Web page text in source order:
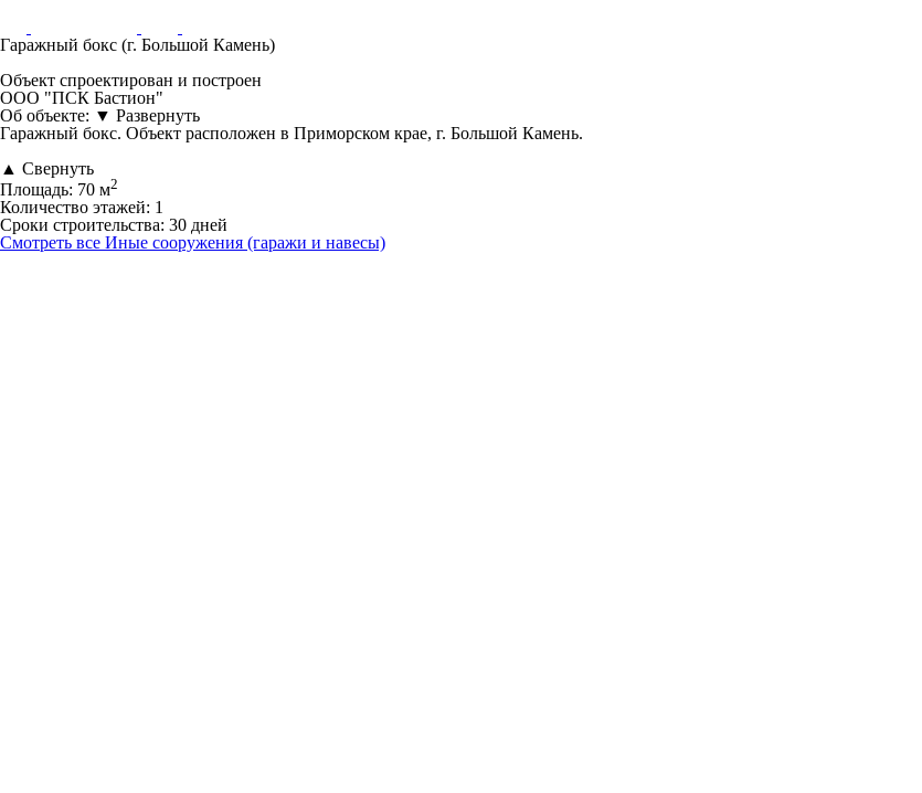
Гаражный бокс (г. Большой Камень)
Объект спроектирован и построен
ООО "ПСК Бастион"
Об объекте: ▼ Развернуть
Гаражный бокс. Объект расположен в Приморском крае, г. Большой Камень.
▲ Свернуть
Площадь: 70 м2
Количество этажей: 1
Сроки строительства: 30 дней
Смотреть все Иные сооружения (гаражи и навесы)